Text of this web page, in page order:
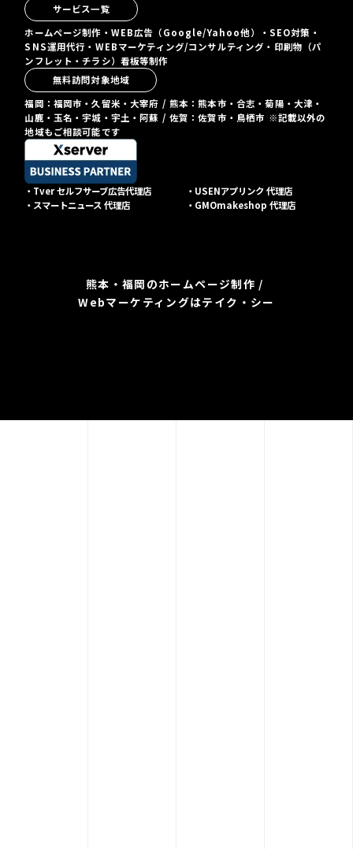
サービス一覧
ホームページ制作・WEB広告（Google/Yahoo他）・SEO対策・
SNS運用代行・WEBマーケティング/コンサルティング・印刷物（パ
ンフレット・チラシ）看板等制作
無料訪問対象地域
福岡：福岡市・久留米・大宰府 / 熊本：熊本市・合志・菊陽・大津・
山鹿・玉名・宇城・宇土・阿蘇 / 佐賀：佐賀市・鳥栖市 ※記載以外の
地域もご相談可能です
・Tver セルフサーブ広告代理店
・USENアプリンク 代理店
・スマートニュース 代理店
・GMOmakeshop 代理店
熊本・福岡のホームページ制作 /
Webマーケティングはテイク・シー